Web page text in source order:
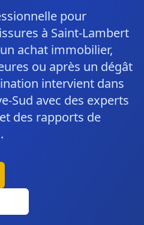
pour
à Saint-Lambert
achat immobilier,
ou après un dégât
intervient dans
Sud avec des experts
des rapports de